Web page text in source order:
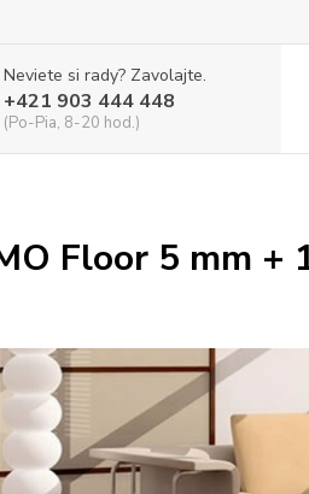
Neviete si rady? Zavolajte.
+421 903 444 448
(Po-Pia, 8-20 hod.)
Floor 5 mm +